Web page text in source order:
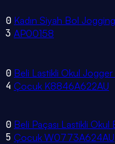
0
3
Kadın Siyah Bol
AP00158
0
4
Beli Lastikli Okul Jogger
Çocuk K8846A622AU
0
5
Beli Paçası Lastikli Okul
Çocuk W0773A624AU